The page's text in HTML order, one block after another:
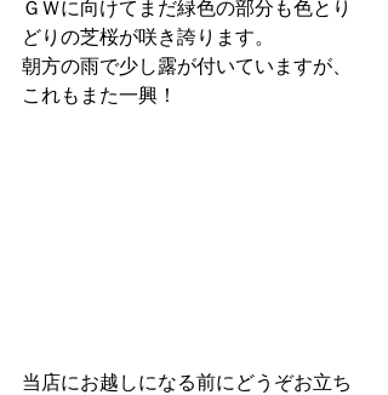
ＧＷに向けてまだ緑色の部分も色とり
どりの芝桜が咲き誇ります。
朝方の雨で少し露が付いていますが、
これもまた一興！
当店にお越しになる前にどうぞお立ち